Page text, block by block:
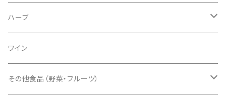
オリーブオイル
オリーブ食品
オリーブリーフティー
オリーブ盆栽
ハーブ
食品
非食用ハーブ
ワイン
その他食品（野菜・フルーツ）